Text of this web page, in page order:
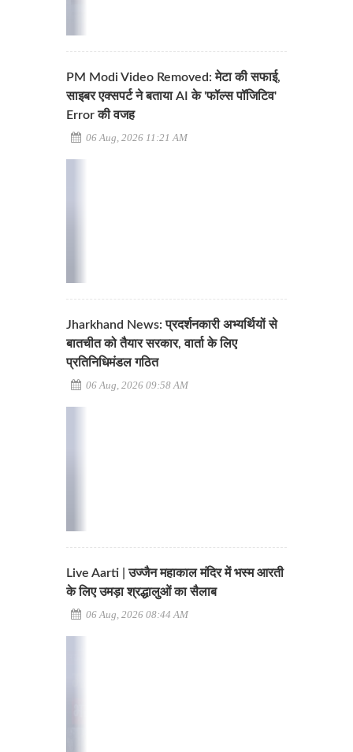
PM Modi Video Removed: मेटा की सफाई,
साइबर एक्सपर्ट ने बताया AI के 'फॉल्स पॉजिटिव'
Error की वजह
06 Aug, 2026 11:21 AM
Jharkhand News: प्रदर्शनकारी अभ्यर्थियों से
बातचीत को तैयार सरकार, वार्ता के लिए
प्रतिनिधिमंडल गठित
06 Aug, 2026 09:58 AM
Live Aarti | उज्जैन महाकाल मंदिर में भस्म आरती
के लिए उमड़ा श्रद्धालुओं का सैलाब
06 Aug, 2026 08:44 AM